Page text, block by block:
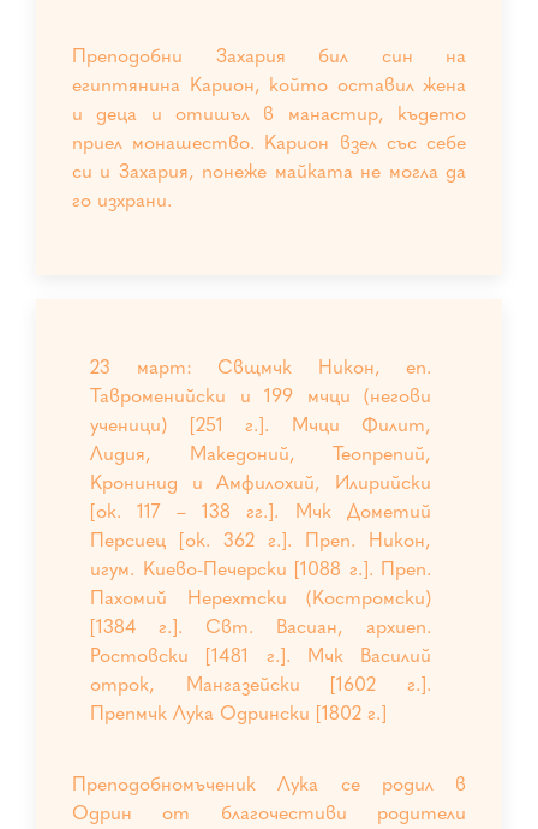
Преподобни Захария бил син на
египтянина Карион, който оставил жена
и деца и отишъл в манастир, където
приел монашество. Карион взел със себе
си и Захария, понеже майката не могла да
го изхрани.
23 март: Свщмчк Никон, еп.
Тавроменийски и 199 мчци (негови
ученици) [251 г.]. Мчци Филит,
Лидия, Македоний, Теопрепий,
Кронинид и Амфилохий, Илирийски
[ок. 117 – 138 гг.]. Мчк Дометий
Персиец [ок. 362 г.]. Преп. Никон,
игум. Киево-Печерски [1088 г.]. Преп.
Пахомий Нерехтски (Костромски)
[1384 г.]. Свт. Васиан, архиеп.
Ростовски [1481 г.]. Мчк Василий
отрок, Мангазейски [1602 г.].
Препмчк Лука Одрински [1802 г.]
Преподобномъченик Лука се родил в
Одрин от благочестиви родители